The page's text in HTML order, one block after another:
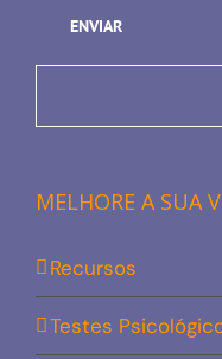
MELHORE A SUA
Recursos
Testes